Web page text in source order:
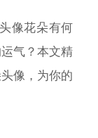
像花朵有何
气？本文精
像，为你的